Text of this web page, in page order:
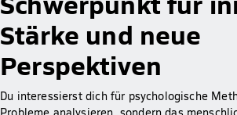
Stärke und neue
Perspektiven
Du interessierst dich für psychologische